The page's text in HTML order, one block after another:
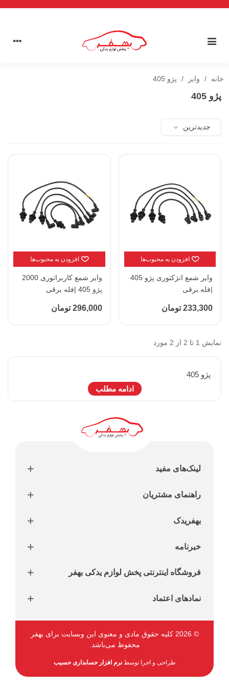
خانه / وایر / پژو 405
پژو 405
جدیدترین
افزودن به محبوب‌ها
وایر شمع انژکتوری پژو 405
|فله برقی
233,300 تومان
افزودن به محبوب‌ها
وایر شمع کاربراتوری 2000
پژو 405 |فله برقی
296,000 تومان
نمایش 1 تا 2 از 2 مورد
پژو 405
ادامه مطلب
لینک‌های مفید
راهنمای مشتریان
بهفریدک
خبرنامه
فروشگاه اینترنتی پخش لوازم یدکی بهفر
نمادهای اعتماد
طراحی و اجرا توسطنرم افزار حسابداری حسیب
© 2026 کلیه حقوق مادی و معنوی این وبسایت برای بهفر
محفوظ می‌باشد.